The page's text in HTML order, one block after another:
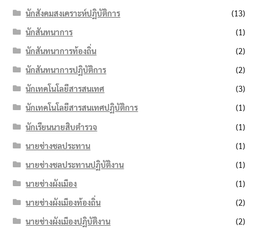
นักสังคมสงเคราะห์ปฏิบัติการ
(13)
นักสันทนาการ
(1)
นักสันทนาการท้องถิ่น
(2)
นักสันทนาการปฏิบัติการ
(2)
นักเทคโนโลยีสารสนเทศ
(3)
นักเทคโนโลยีสารสนเทศปฏิบัติการ
(1)
นักเรียนนายสิบตำรวจ
(1)
นายช่างชลประทาน
(1)
นายช่างชลประทานปฏิบัติงาน
(1)
นายช่างผังเมือง
(1)
นายช่างผังเมืองท้องถิ่น
(2)
นายช่างผังเมืองปฏิบัติงาน
(2)